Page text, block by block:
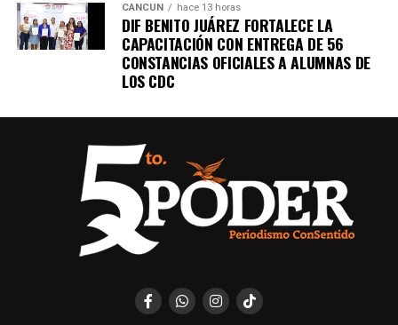
CANCÚN hace 13 horas
DIF BENITO JUÁREZ FORTALECE LA
CAPACITACIÓN CON ENTREGA DE 56
CONSTANCIAS OFICIALES A ALUMNAS DE
LOS CDC